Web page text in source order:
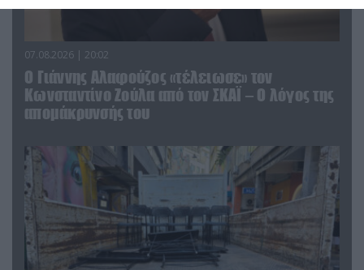
07.08.2026 | 20:02
Ο Γιάννης Αλαφούζος «τέλειωσε» τον
Κωνσταντίνο Ζούλα από τον ΣΚΑΪ – Ο λόγος της
απομάκρυνσής του